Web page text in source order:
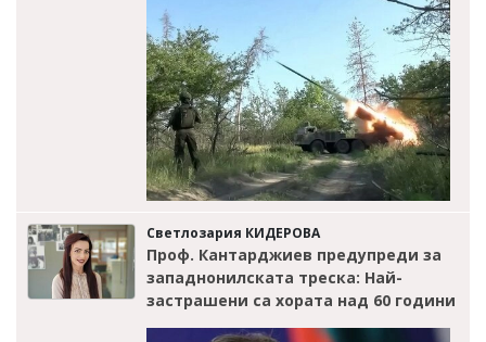
Светлозария КИДЕРОВА
Проф. Кантарджиев предупреди за
западнонилската треска: Най-
застрашени са хората над 60 години